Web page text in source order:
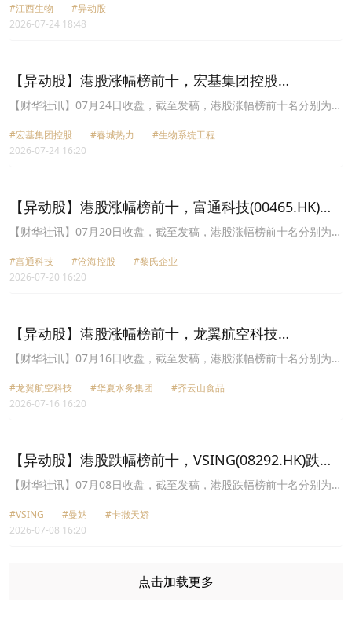
24.49%，位列今日港股涨幅榜前列。
#江西生物
#异动股
2026-07-24 18:48
【异动股】港股涨幅榜前十，宏基集团控股
(01718.HK)涨+67.27%，春城热力(01853.HK)涨
【财华社讯】07月24日收盘，截至发稿，港股涨幅榜前十名分别为宏
+37.25%、生物系统工程(01355.HK)涨幅+32.77%、浩盟控股
(08186.HK)涨幅+25.00%、江西生物(06915.HK)涨幅+24.49%、通天
+22.39%、世纪建业(00079.HK)涨幅+19.54%。
#宏基集团控股 #春城热力
#生物系统工程
2026-07-24 16:20
【异动股】港股涨幅榜前十，富通科技(00465.HK)涨
+47.42%，沧海控股(02017.HK)涨+43.40%
【财华社讯】07月20日收盘，截至发稿，港股涨幅榜前十名分别为富
+43.40%、黎氏企业(02266.HK)涨幅+31.94%、江西生物(06915.HK)
涨幅+31.81%、荣晖控股(08213.HK)涨幅+30.13%、中国长白山国际
+21.28%、亨泰(00197.HK)涨幅+19.64%。
#富通科技 #沧海控股
#黎氏企业
2026-07-20 16:20
【异动股】港股涨幅榜前十，龙翼航空科技
(00918.HK)涨+62.14%，华夏水务集团(08401.HK)涨
【财华社讯】07月16日收盘，截至发稿，港股涨幅榜前十名分别为龙
+37.50%、齐云山食品(02797.HK)涨幅+36.87%、
CHINANEWENERGY(01156.HK)涨幅+30.61%、迈富时(02556.HK)
合丰集团(02320.HK)涨幅+22.95%、新城市建设发展(00456.HK)涨幅
+22.64%。
#龙翼航空科技 #华夏水务集团
#齐云山食品
2026-07-16 16:20
【异动股】港股跌幅榜前十，VSING(08292.HK)跌
23.08%，曼妠(08186.HK)跌22.50%
【财华社讯】07月08日收盘，截至发稿，港股跌幅榜前十名分别为
天娇(02223.HK)跌幅20.73%、埃斯顿(02715.HK)跌幅18.35%、威高
国际(01173.HK)跌幅15.63%、众淼控股(01471.HK)跌幅15.47%、中
#VSING #曼妠
#卡撒天娇
2026-07-08 16:20
点击加载更多